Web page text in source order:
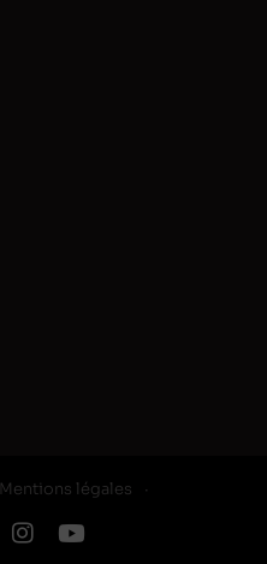
Mentions légales